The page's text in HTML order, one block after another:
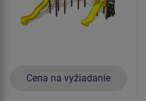
Cena na vyžiadanie